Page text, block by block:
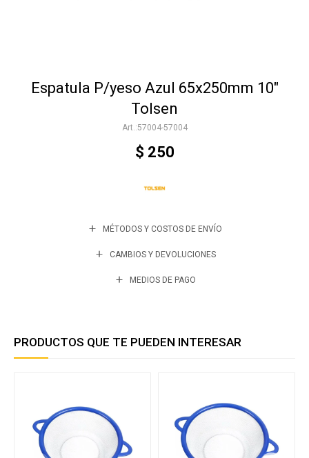
Espatula P/yeso Azul 65x250mm 10"
Tolsen
57004-57004
$ 250
MÉTODOS Y COSTOS DE ENVÍO
CAMBIOS Y DEVOLUCIONES
MEDIOS DE PAGO
PRODUCTOS QUE TE PUEDEN INTERESAR
Varios